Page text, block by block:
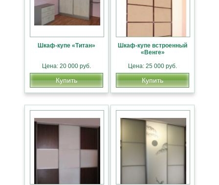
Шкаф-купе «Титан»
Цена: 20 000 руб.
Купить
Шкаф-купе встроенный
«Венге»
Цена: 25 000 руб.
Купить